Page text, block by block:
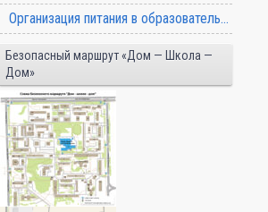
Организация питания в образовательной организации
Безопасный маршрут «Дом — Школа —
Дом»